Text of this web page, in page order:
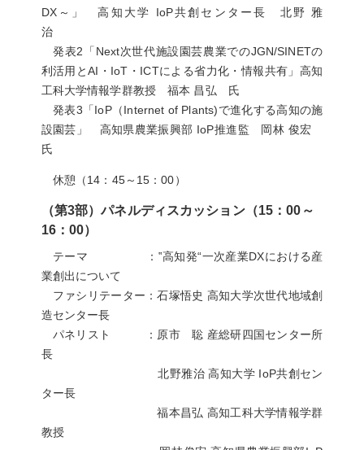
DX～」 高知大学 IoP共創センター長 北野 雅
治
発表2「Next次世代施設園芸農業でのJGN/SINETの
利活用とAI・IoT・ICTによる省力化・情報共有」高知
工科大学情報学群教授 福本 昌弘 氏
発表3「IoP（Internet of Plants)で進化する高知の施
設園芸」 高知県農業振興部 IoP推進監 岡林 俊宏
氏
休憩（14：45～15：00）
（第3部）パネルディスカッション（15：00～
16：00）
テーマ ：‟高知発“一次産業DXにおける産
業創出について
ファシリテーター：石塚悟史 高知大学次世代地域創
造センター長
パネリスト ：原市 聡 産総研四国センター所
長
北野雅治 高知大学 IoP共創セン
ター長
福本昌弘 高知工科大学情報学群
教授